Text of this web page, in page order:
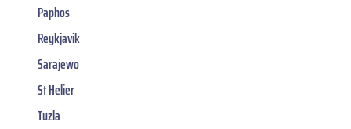
Paphos
Reykjavik
Sarajewo
St Helier
Tuzla